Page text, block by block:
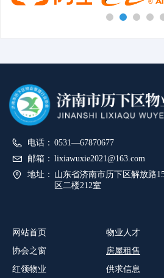
电话： 0531—67870677
邮箱： lixiawuxie2021@163.com
地址： 山东省济南市历下区解放路
区二楼212室
网站首页
协会之窗
红领物业
物业人才
房屋租售
供求信息